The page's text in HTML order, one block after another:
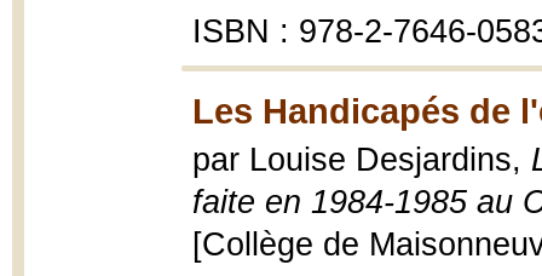
ISBN : 978-2-7646-
Les Handicapés de
par Louise Desjardins,
faite en 1984-1985 au
[Collège de